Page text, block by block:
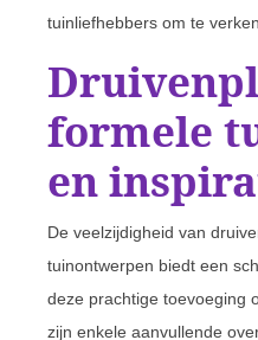
tuinliefhebbers om te
formele
en
De veelzijdigheid van
tuinontwerpen biedt een
deze prachtige toevoeging
zijn enkele aanvullende